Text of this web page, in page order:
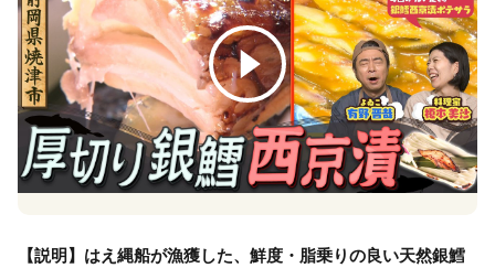
【説明】はえ縄船が漁獲した、鮮度・脂乗りの良い天然銀鱈